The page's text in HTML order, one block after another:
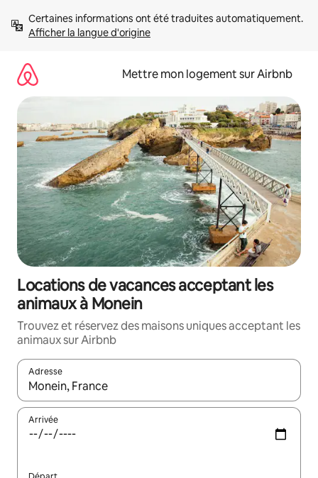
directement
Afficher la langue d'origine
Mettre mon logement sur Airbnb
Locations de vacances acceptant les
animaux à Monein
Trouvez et réservez des maisons uniques acceptant les
animaux sur Airbnb
Adresse
Lorsque les résultats s'affichent, utilisez les flèches vers le
Arrivée